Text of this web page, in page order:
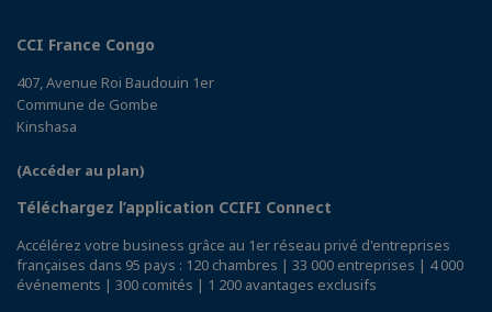
CCI France Congo
407, Avenue Roi Baudouin 1er
Commune de Gombe
Kinshasa
(Accéder au plan)
Téléchargez l’application CCIFI Connect
Accélérez votre business grâce au 1er réseau privé d'entreprises
françaises dans 95 pays : 120 chambres | 33 000 entreprises | 4 000
événements | 300 comités | 1 200 avantages exclusifs